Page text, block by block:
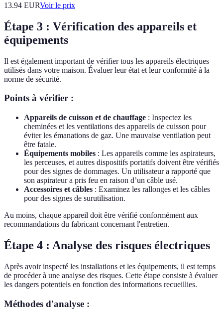
13.94 EURVoir le prix
Étape 3 : Vérification des appareils et
équipements
Il est également important de vérifier tous les appareils électriques
utilisés dans votre maison. Évaluer leur état et leur conformité à la
norme de sécurité.
Points à vérifier :
Appareils de cuisson et de chauffage : Inspectez les
cheminées et les ventilations des appareils de cuisson pour
éviter les émanations de gaz. Une mauvaise ventilation peut
être fatale.
Équipements mobiles : Les appareils comme les aspirateurs,
les perceuses, et autres dispositifs portatifs doivent être vérifiés
pour des signes de dommages. Un utilisateur a rapporté que
son aspirateur a pris feu en raison d’un câble usé.
Accessoires et câbles : Examinez les rallonges et les câbles
pour des signes de surutilisation.
Au moins, chaque appareil doit être vérifié conformément aux
recommandations du fabricant concernant l'entretien.
Étape 4 : Analyse des risques électriques
Après avoir inspecté les installations et les équipements, il est temps
de procéder à une analyse des risques. Cette étape consiste à évaluer
les dangers potentiels en fonction des informations recueillies.
Méthodes d'analyse :